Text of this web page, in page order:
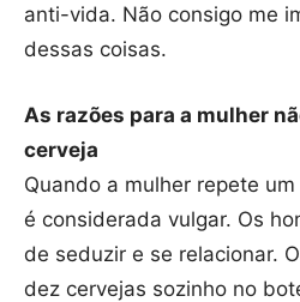
anti-vida. Não consigo me
dessas coisas.
As razões para a mulher
cerveja
Quando a mulher repete
é considerada vulgar. Os
de seduzir e se relacionar.
dez cervejas sozinho no